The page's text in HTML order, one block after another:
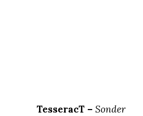
TesseracT – Sonder